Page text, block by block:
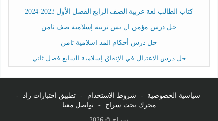
كتاب الطالب لغة عربية الصف الرابع الفصل الأول 2023-2024
حل درس مؤمن ال يس تربية إسلامية صف ثامن
حل درس أحكام المد اسلامية ثامن
حل درس الاعتدال في الإنفاق إسلامية السابع فصل ثاني
سياسية الخصوصية - شروط الاستخدام - تطبيق اختبارات زاد
-
محرك بحث سراج
-
تواصل معنا